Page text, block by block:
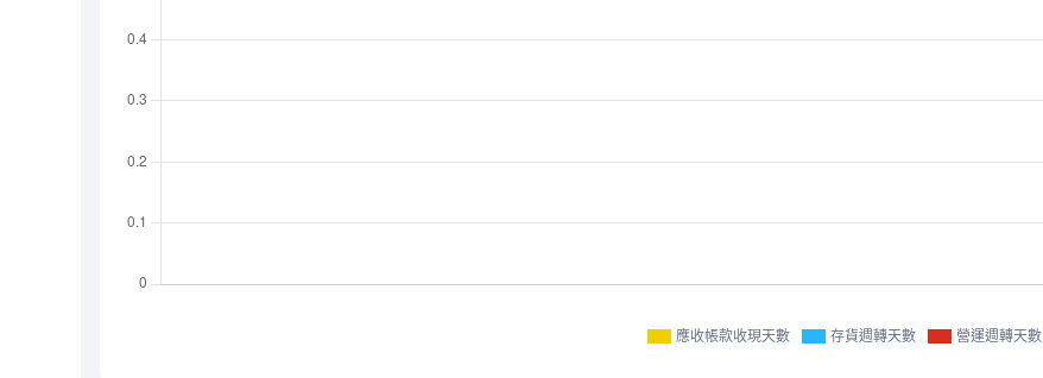
應收帳款收現天數 存貨週轉天數 營運週轉天數